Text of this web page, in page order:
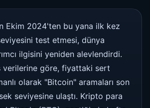
Ekim 2024'ten bu yana ilk kez
test etmesi, dünya
ilgisini yeniden alevlendirdi.
verilerine göre, fiyattaki sert
olarak "Bitcoin" aramaları son
seviyesine ulaştı. Kripto para